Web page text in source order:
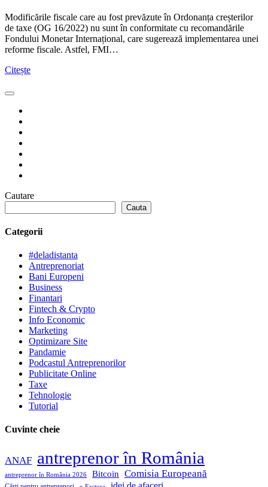
Modificările fiscale care au fost prevăzute în Ordonanța creșterilor
de taxe (OG 16/2022) nu sunt în conformitate cu recomandările
Fondului Monetar Internațional, care sugerează implementarea unei
reforme fiscale. Astfel, FMI…
Citește
Cautare
Cauta
Categorii
#deladistanta
Antreprenoriat
Bani Europeni
Business
Finantari
Fintech & Crypto
Info Economic
Marketing
Optimizare Site
Pandamie
Podcastul Antreprenorilor
Publicitate Online
Taxe
Tehnologie
Tutorial
Cuvinte cheie
ANAF antreprenor în România
antreprenor în România 2026 Bitcoin Comisia Europeană